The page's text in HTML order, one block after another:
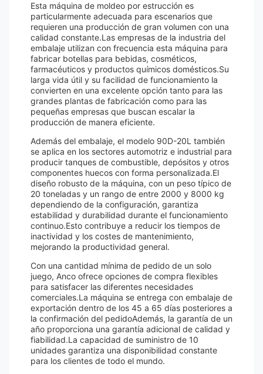
Esta máquina de moldeo por estrucción es
particularmente adecuada para escenarios que
requieren una producción de gran volumen con una
calidad constante.Las empresas de la industria del
embalaje utilizan con frecuencia esta máquina para
fabricar botellas para bebidas, cosméticos,
farmacéuticos y productos químicos domésticos.Su
larga vida útil y su facilidad de funcionamiento la
convierten en una excelente opción tanto para las
grandes plantas de fabricación como para las
pequeñas empresas que buscan escalar la
producción de manera eficiente.
Además del embalaje, el modelo 90D-20L también
se aplica en los sectores automotriz e industrial para
producir tanques de combustible, depósitos y otros
componentes huecos con forma personalizada.El
diseño robusto de la máquina, con un peso típico de
20 toneladas y un rango de entre 2000 y 8000 kg
dependiendo de la configuración, garantiza
estabilidad y durabilidad durante el funcionamiento
continuo.Esto contribuye a reducir los tiempos de
inactividad y los costes de mantenimiento,
mejorando la productividad general.
Con una cantidad mínima de pedido de un solo
juego, Anco ofrece opciones de compra flexibles
para satisfacer las diferentes necesidades
comerciales.La máquina se entrega con embalaje de
exportación dentro de los 45 a 65 días posteriores a
la confirmación del pedidoAdemás, la garantía de un
año proporciona una garantía adicional de calidad y
fiabilidad.La capacidad de suministro de 10
unidades garantiza una disponibilidad constante
para los clientes de todo el mundo.